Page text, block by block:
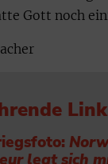
Gott noch
legt sich